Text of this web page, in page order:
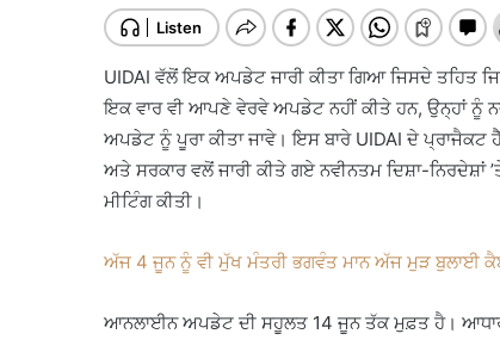
UIDAI ਵੱਲੋਂ ਇਕ ਅਪਡੇਟ ਜਾਰੀ ਕੀਤਾ ਗਿਆ ਜਿਸਦੇ ਤਹਿਤ
ਇਕ ਵਾਰ ਵੀ ਆਪਣੇ ਵੇਰਵੇ ਅਪਡੇਟ ਨਹੀਂ ਕੀਤੇ ਹਨ, ਉਨ੍ਹਾਂ ਨੂੰ
ਅਪਡੇਟ ਨੂੰ ਪੂਰਾ ਕੀਤਾ ਜਾਵੇ। ਇਸ ਬਾਰੇ UIDAI ਦੇ
ਅਤੇ ਸਰਕਾਰ ਵਲੋਂ ਜਾਰੀ ਕੀਤੇ ਗਏ ਨਵੀਨਤਮ ਦਿਸ਼ਾ-ਨਿਰਦੇਸ਼ਾਂ
ਮੀਟਿੰਗ ਕੀਤੀ।
ਅੱਜ 4 ਜੂਨ ਨੂੰ ਵੀ ਮੁੱਖ ਮੰਤਰੀ ਭਗਵੰਤ ਮਾਨ ਅੱਜ ਮੁੜ ਬੁਲਾਈ
ਆਨਲਾਈਨ ਅਪਡੇਟ ਦੀ ਸਹੂਲਤ 14 ਜੂਨ ਤੱਕ ਮੁਫ਼ਤ ਹੈ।